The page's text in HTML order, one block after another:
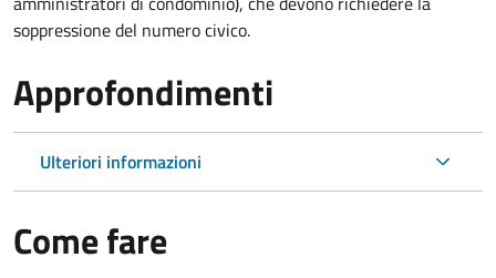
soppressione del numero civico.
Approfondimenti
Ulteriori informazioni
Come fare